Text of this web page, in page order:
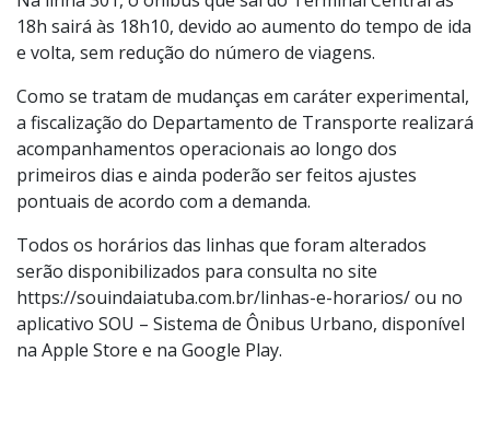
Na linha 301, o ônibus que sai do Terminal Central às
18h sairá às 18h10, devido ao aumento do tempo de ida
e volta, sem redução do número de viagens.
Como se tratam de mudanças em caráter experimental,
a fiscalização do Departamento de Transporte realizará
acompanhamentos operacionais ao longo dos
primeiros dias e ainda poderão ser feitos ajustes
pontuais de acordo com a demanda.
Todos os horários das linhas que foram alterados
serão disponibilizados para consulta no site
https://souindaiatuba.com.br/linhas-e-horarios/ ou no
aplicativo SOU – Sistema de Ônibus Urbano, disponível
na Apple Store e na Google Play.